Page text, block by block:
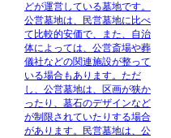
どが運営している墓地です。
公営墓地は、民営墓地に比べ
て 比較的安価で、また、自治
体によっては、公営斎場や葬
儀社などの関連施設が整って
いる場合もあります。ただ
し、公営墓地は、
区画が狭か
ったり 、 墓石のデザインなど
が制限されていたり する場合
があります。民営墓地は、公